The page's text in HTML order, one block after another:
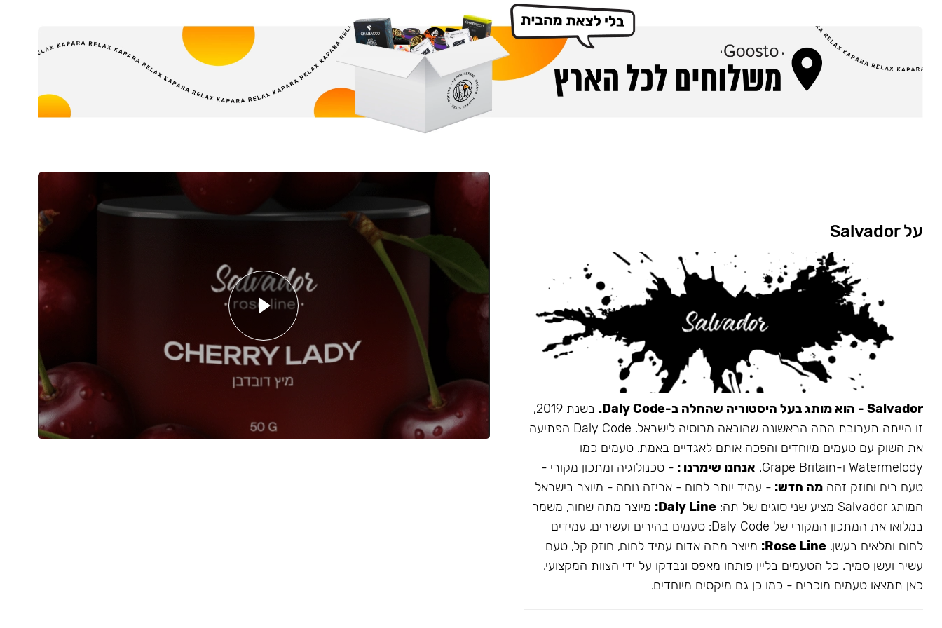
על Salvador
Salvador - הוא מותג בעל היסטוריה שהחלה ב-Daly Code.
בשנת 2019,
זו הייתה תערובת התה הראשונה שהובאה מרוסיה לישראל. Daly Code הפתיעה
את השוק עם טעמים מיוחדים והפכה אותם לאגדיים באמת. טעמים כמו
Watermelody ו-Grape Britain.
אנחנו שימרנו : - טכנולוגיה ומתכון מקורי -
טעם ריח וחוזק זהה מה חדש: - עמיד יותר לחום - אריזה נוחה - מיוצר בישראל
המותג Salvador מציע שני סוגים של תה:
Daly Line: מיוצר מתה שחור, משמר
במלואו את המתכון המקורי של Daly Code: טעמים בהירים ועשירים, עמידים
לחום ומלאים בעשן. Rose Line: מיוצר מתה אדום עמיד לחום, חוזק קל, טעם
עשיר ועשן סמיך. כל הטעמים בליין פותחו מאפס ונבדקו על ידי הצוות המקצועי.
כאן תמצאו טעמים מוכרים - כמו כן גם מיקסים מיוחדים.